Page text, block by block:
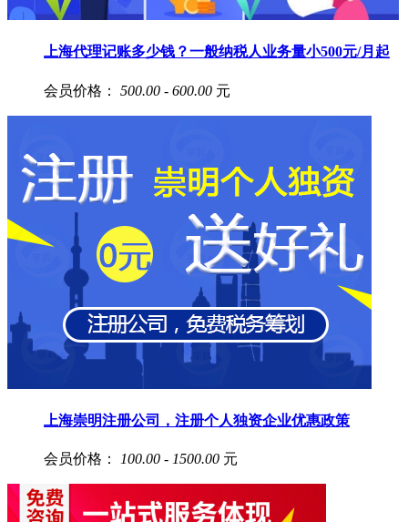
上海代理记账多少钱？一般纳税人业务量小500元/月起
会员价格： 500.00 - 600.00 元
上海崇明注册公司，注册个人独资企业优惠政策
会员价格： 100.00 - 1500.00 元